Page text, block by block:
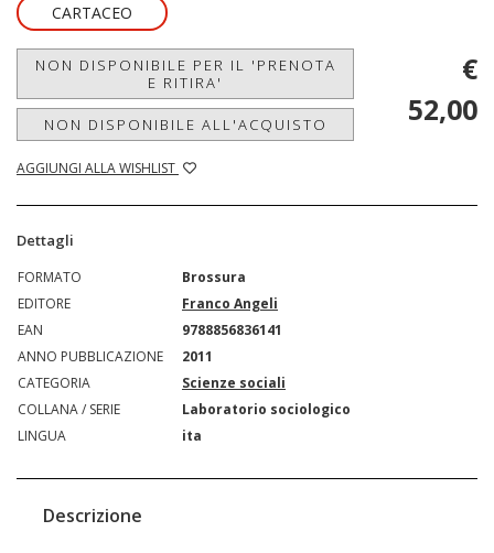
CARTACEO
NON DISPONIBILE PER IL 'PRENOTA
E RITIRA'
NON DISPONIBILE ALL'ACQUISTO
AGGIUNGI ALLA WISHLIST
€
52,00
Dettagli
FORMATO
Brossura
EDITORE
Franco Angeli
EAN
9788856836141
ANNO PUBBLICAZIONE
2011
CATEGORIA
Scienze sociali
COLLANA / SERIE
Laboratorio sociologico
LINGUA
ita
Descrizione